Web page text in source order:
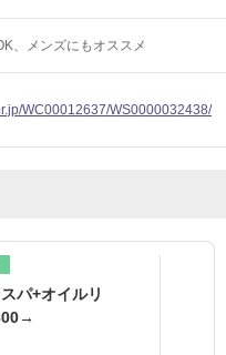
メンズにもオススメ
WC00012637/WS0000032438/
パ+オイルリ